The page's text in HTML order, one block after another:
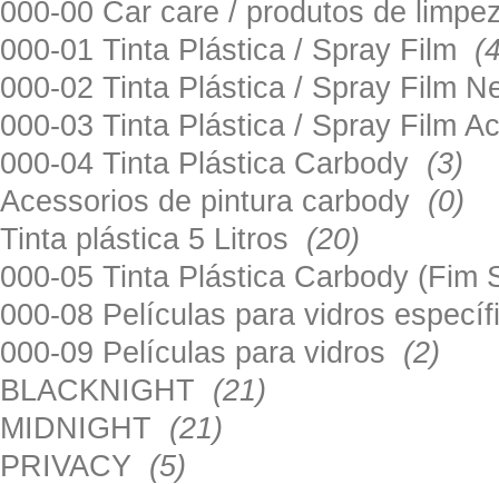
000-00 Car care / produtos de
000-01 Tinta Plástica / Spray Film
000-02 Tinta Plástica / Spray Film
000-03 Tinta Plástica / Spray Film
000-04 Tinta Plástica Carbody (3)
Acessorios de pintura carbody (0)
Tinta plástica 5 Litros (20)
000-05 Tinta Plástica Carbody
000-08 Películas para vidros
000-09 Películas para vidros (2)
BLACKNIGHT (21)
MIDNIGHT (21)
PRIVACY (5)